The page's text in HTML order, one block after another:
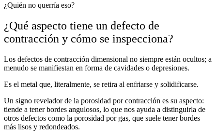
¿Quién no querría eso?
¿Qué aspecto tiene un defecto de
contracción y cómo se inspecciona?
Los defectos de contracción dimensional no siempre están ocultos; a
menudo se manifiestan en forma de cavidades o depresiones.
Es el metal que, literalmente, se retira al enfriarse y solidificarse.
Un signo revelador de la porosidad por contracción es su aspecto:
tiende a tener bordes angulosos, lo que nos ayuda a distinguirla de
otros defectos como la porosidad por gas, que suele tener bordes
más lisos y redondeados.